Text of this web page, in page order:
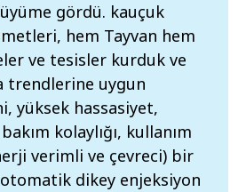
gördü. kauçuk
hem Tayvan hem
ve tesisler kurduk ve
trendlerine uygun
yüksek hassasiyet,
kolaylığı, kullanım
verimli ve çevreci) bir
dikey enjeksiyon